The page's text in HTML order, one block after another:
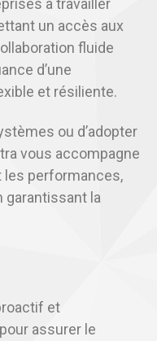
à travailler
un accès aux
fluide
d’une
et résiliente.
ou d’adopter
vous accompagne
les performances,
garantissant la
et
assurer le